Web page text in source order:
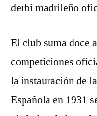
derbi madrileño
El club suma doce
competiciones
la instauración de
Española en 1931